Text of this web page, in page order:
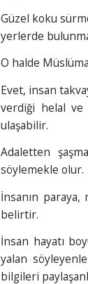
Güzel koku
yerlerde
O halde
Evet, insan
verdiği helal ve
ulaşabilir.
Adaletten
söylemekle olur.
İnsanın paraya,
belirtir.
İnsan hayatı
yalan
bilgileri